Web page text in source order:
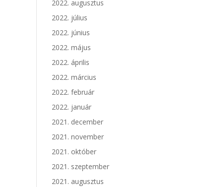
2022. augusztus
2022. július
2022. június
2022. május
2022. április
2022. március
2022. február
2022. január
2021. december
2021. november
2021. október
2021. szeptember
2021. augusztus